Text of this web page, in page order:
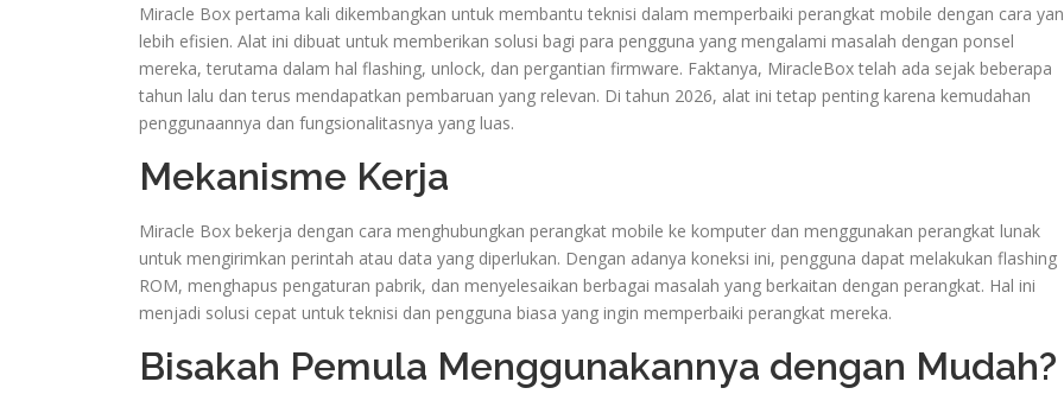
Miracle Box pertama kali dikembangkan untuk membantu teknisi dalam memperbaiki perangkat mobile dengan cara
lebih efisien. Alat ini dibuat untuk memberikan solusi bagi para pengguna yang mengalami masalah dengan ponsel
mereka, terutama dalam hal flashing, unlock, dan pergantian firmware. Faktanya, MiracleBox telah ada sejak beberapa
tahun lalu dan terus mendapatkan pembaruan yang relevan. Di tahun 2026, alat ini tetap penting karena kemudahan
penggunaannya dan fungsionalitasnya yang luas.
Mekanisme Kerja
Miracle Box bekerja dengan cara menghubungkan perangkat mobile ke komputer dan menggunakan perangkat lunak
untuk mengirimkan perintah atau data yang diperlukan. Dengan adanya koneksi ini, pengguna dapat melakukan flashing
ROM, menghapus pengaturan pabrik, dan menyelesaikan berbagai masalah yang berkaitan dengan perangkat. Hal ini
menjadi solusi cepat untuk teknisi dan pengguna biasa yang ingin memperbaiki perangkat mereka.
Bisakah Pemula Menggunakannya dengan Mudah?